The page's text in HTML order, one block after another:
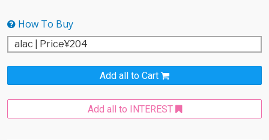
How To Buy
Add all to Cart
Add all to INTEREST